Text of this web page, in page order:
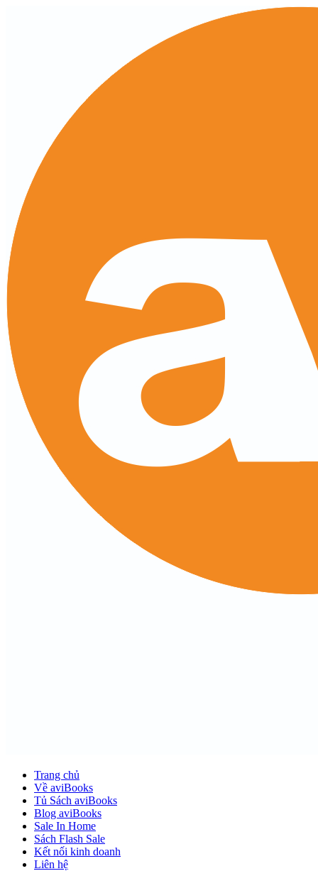
Trang chủ
Về aviBooks
Tủ Sách aviBooks
Blog aviBooks
Sale In Home
Sách Flash Sale
Kết nối kinh doanh
Liên hệ